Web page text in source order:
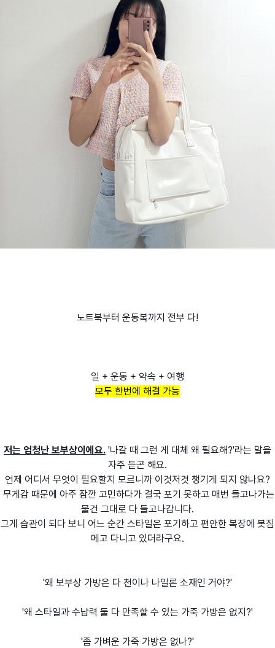
노트북부터 운동복까지 전부 다!
일 + 운동 + 약속 + 여행
모두 한번에 해결 가능
저는 엄청난 보부상이에요. '나갈 때 그런 게 대체 왜 필요해?'라는 말을
자주 듣곤 해요.
언제 어디서 무엇이 필요할지 모르니까 이것저것 챙기게 되지 않나요?
무게감 때문에 아주 잠깐 고민하다가 결국 포기 못하고 매번 들고나가는
물건 그대로 다 들고나갑니다.
그게 습관이 되다 보니 어느 순간 스타일은 포기하고 편안한 복장에 봇짐
메고 다니고 있더라구요.
'왜 보부상 가방은 다 천이나 나일론 소재인 거야?'
'왜 스타일과 수납력 둘 다 만족할 수 있는 가죽 가방은 없지?'
'좀 가벼운 가죽 가방은 없나?'